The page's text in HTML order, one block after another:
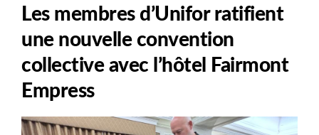
Les membres d’Unifor ratifient
une nouvelle convention
collective avec l’hôtel Fairmont
Empress